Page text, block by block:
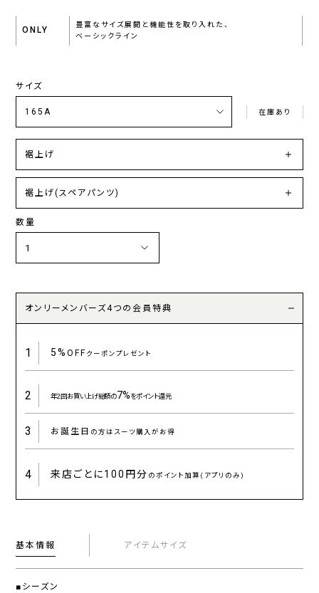
ONLY
豊富なサイズ展開と機能性を取り入れた、
ベーシックライン
サイズ
在庫あり
裾上げ
裾上げ(スペアパンツ)
数量
オンリーメンバーズ4つの会員特典
1 5%OFFクーポンプレゼント
2 年2回お買い上げ総額の7%をポイント還元
3 お誕生日 の方はスーツ購入がお得
4 来店ごとに100円分 のポイント加算(アプリのみ)
基本情報 アイテムサイズ
■シーズン